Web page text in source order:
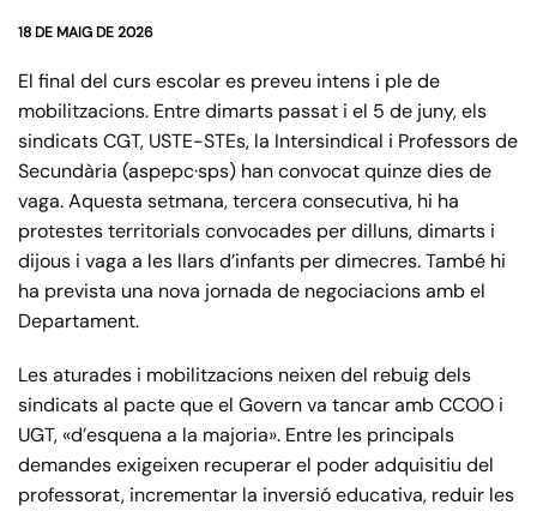
18 DE MAIG DE 2026
El final del curs escolar es preveu intens i ple de
mobilitzacions. Entre dimarts passat i el 5 de juny, els
sindicats CGT, USTE-STEs, la Intersindical i Professors de
Secundària (aspepc·sps) han convocat quinze dies de
vaga. Aquesta setmana, tercera consecutiva, hi ha
protestes territorials convocades per dilluns, dimarts i
dijous i vaga a les llars d’infants per dimecres. També hi
ha prevista una nova jornada de negociacions amb el
Departament.
Les aturades i mobilitzacions neixen del rebuig dels
sindicats al pacte que el Govern va tancar amb CCOO i
UGT, «d’esquena a la majoria». Entre les principals
demandes exigeixen recuperar el poder adquisitiu del
professorat, incrementar la inversió educativa, reduir les